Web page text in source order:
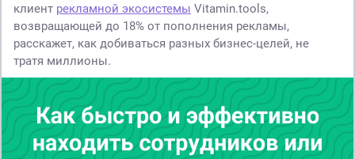
клиент рекламной экосистемы Vitamin.tools,
возвращающей до 18% от пополнения рекламы,
расскажет, как добиваться разных бизнес-целей, не
тратя миллионы.